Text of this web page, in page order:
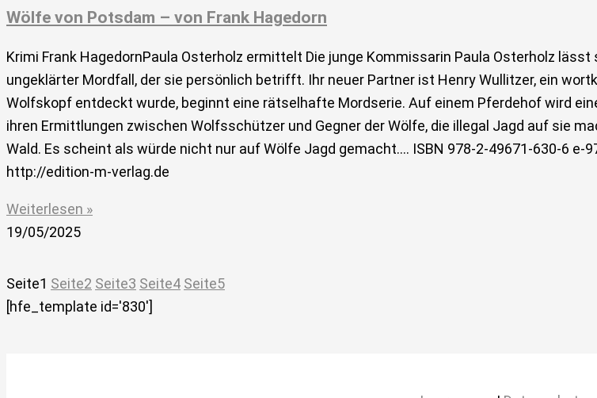
Wölfe von Potsdam – von Frank Hagedorn
Krimi Frank HagedornPaula Osterholz ermittelt Die junge Kommissarin Paula Osterholz
ungeklärter Mordfall, der sie persönlich betrifft. Ihr neuer Partner ist Henry Wullitzer, ein
Wolfskopf entdeckt wurde, beginnt eine rätselhafte Mordserie. Auf einem Pferdehof wird
ihren Ermittlungen zwischen Wolfsschützer und Gegner der Wölfe, die illegal Jagd auf sie
Wald. Es scheint als würde nicht nur auf Wölfe Jagd gemacht…. ISBN 978-2-49671-630-6 e-
http://edition-m-verlag.de
Weiterlesen »
19/05/2025
Seite1 Seite2 Seite3 Seite4 Seite5
[hfe_template id='830']